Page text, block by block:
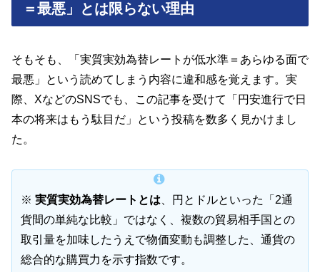
＝最悪」とは限らない理由
そもそも、「実質実効為替レートが低水準＝あらゆる面で
最悪」という読めてしまう内容に違和感を覚えます。実
際、XなどのSNSでも、この記事を受けて「円安進行で日
本の将来はもう駄目だ」という投稿を数多く見かけまし
た。
※ 実質実効為替レートとは、円とドルといった「2通
貨間の単純な比較」ではなく、複数の貿易相手国との
取引量を加味したうえで物価変動も調整した、通貨の
総合的な購買力を示す指数です。